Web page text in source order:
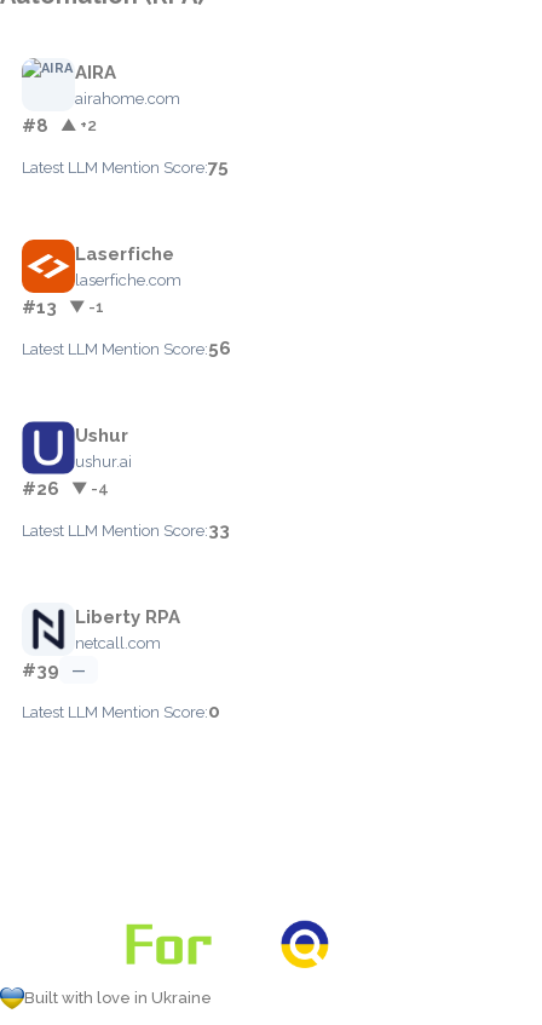
AIRA
airahome.com
#8 ▲ +2
Latest LLM Mention Score:75
Laserfiche
laserfiche.com
#13 ▼ -1
Latest LLM Mention Score:56
Ushur
ushur.ai
#26 ▼ -4
Latest LLM Mention Score:33
Liberty RPA
netcall.com
#39 —
Latest LLM Mention Score:0
Built with love in Ukraine